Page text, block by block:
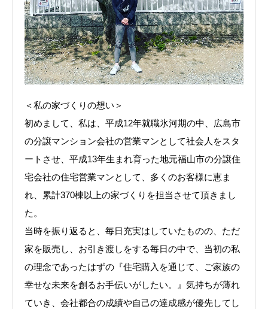
＜私の家づくりの想い＞
初めまして、私は、平成12年就職氷河期の中、広島市
の分譲マンション会社の営業マンとして社会人をスタ
ートさせ、平成13年生まれ育った地元福山市の分譲住
宅会社の住宅営業マンとして、多くのお客様に恵ま
れ、累計370棟以上の家づくりを担当させて頂きまし
た。
当時を振り返ると、毎日充実はしていたものの、ただ
家を販売し、お引き渡しをする毎日の中で、当初の私
の理念であったはずの『住宅購入を通じて、ご家族の
幸せな未来を創るお手伝いがしたい。』気持ちが薄れ
ていき、会社都合の成績や自己の達成感が優先してし